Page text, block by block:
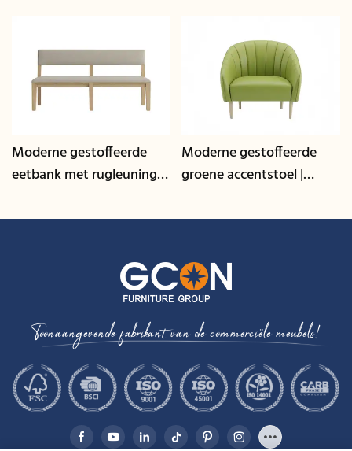
Moderne gestoffeerde
eetbank met rugleuning |
horeca en commerciële
Moderne gestoffeerde
groene accentstoel |
horeca en commerciële
Toonaangevende fabrikant van de commerciële meubels!